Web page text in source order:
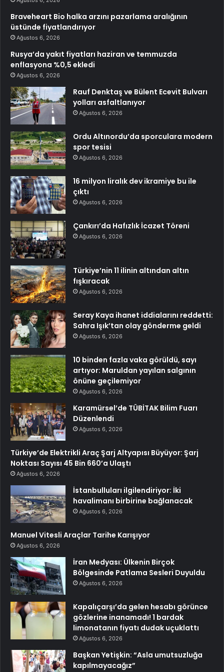
Braveheart Bio halka arzını pazarlama aralığının
üstünde fiyatlandırıyor
Ağustos 6, 2026
Rusya’da yakıt fiyatları haziran ve temmuzda
enflasyona %0,5 ekledi
Ağustos 6, 2026
Rauf Denktaş ve Bülent Ecevit Bulvarı
yolları asfaltlanıyor
Ağustos 6, 2026
Ordu Altınordu’da sporculara modern
spor tesisi
Ağustos 6, 2026
16 milyon liralık dev ikramiye bu ile
çıktı
Ağustos 6, 2026
Çankırı’da Hafızlık İcazet Töreni
Ağustos 6, 2026
Türkiye’nin 11 ilinin altından altın
fışkıracak
Ağustos 6, 2026
Seray Kaya ihanet iddialarını reddetti:
Sahra Işık’tan olay gönderme geldi
Ağustos 6, 2026
10 binden fazla vaka görüldü, sayı
artıyor: Maruldan yayılan salgının
önüne geçilemiyor
Ağustos 6, 2026
Karamürsel’de TÜBİTAK Bilim Fuarı
Düzenlendi
Ağustos 6, 2026
Türkiye’de Elektrikli Araç Şarj Altyapısı Büyüyor: Şarj
Noktası Sayısı 45 Bin 660’a Ulaştı
Ağustos 6, 2026
İstanbulluları ilgilendiriyor: İki
havalimanı birbirine bağlanacak
Ağustos 6, 2026
Manuel Vitesli Araçlar Tarihe Karışıyor
Ağustos 6, 2026
İran Medyası: Ülkenin Birçok
Bölgesinde Patlama Sesleri Duyuldu
Ağustos 6, 2026
Kapalıçarşı’da gelen hesabı görünce
gözlerine inanamadı! 1 bardak
limonatanın fiyatı dudak uçuklattı
Ağustos 6, 2026
Başkan Yetişkin: “Asla umutsuzluğa
kapılmayacağız”